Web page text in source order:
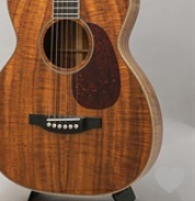
DTM
レコーディング機器
楽器アクセサリ